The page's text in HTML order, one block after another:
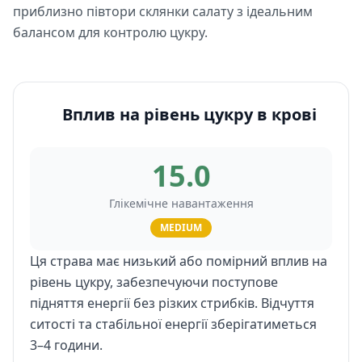
приблизно півтори склянки салату з ідеальним
балансом для контролю цукру.
Вплив на рівень цукру в крові
15.0
Глікемічне навантаження
MEDIUM
Ця страва має низький або помірний вплив на
рівень цукру, забезпечуючи поступове
підняття енергії без різких стрибків. Відчуття
ситості та стабільної енергії зберігатиметься
3–4 години.